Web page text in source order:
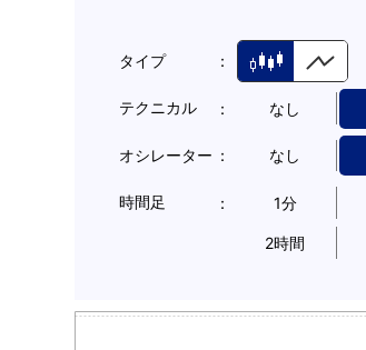
タイプ
テクニカル なし
オシレーター なし
時間足 1分
2時間